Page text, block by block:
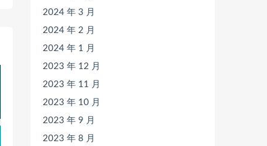
2024 年 3 月
2024 年 2 月
2024 年 1 月
2023 年 12 月
2023 年 11 月
2023 年 10 月
2023 年 9 月
2023 年 8 月